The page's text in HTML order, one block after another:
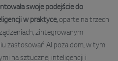
swoje podejście do
w praktyce,oparte na trzech
zintegrowanym
zastosowań AI poza dom, w tym
na sztucznej inteligencji i